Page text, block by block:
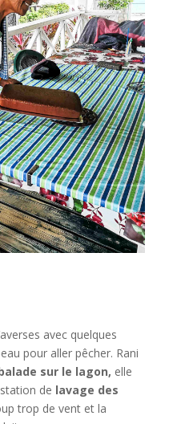
avec quelques
pour aller pêcher. Rani
sur le lagon, elle
de lavage des
trop de vent et la